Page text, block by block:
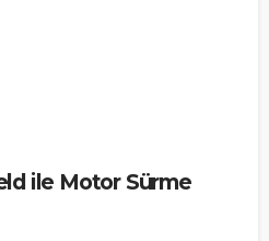
ile Motor Sürme